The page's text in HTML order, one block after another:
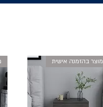
מוצר בהזמנה אישית